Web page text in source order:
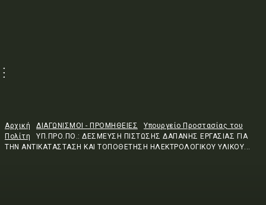
Αρχική ΔΙΑΓΩΝΙΣΜΟΙ - ΠΡΟΜΗΘΕΙΕΣ
Υπουργείο Προστασίας του
Πολίτη
ΥΠ.ΠΡΟ.ΠΟ.: ΔΕΣΜΕΥΣΗ ΠΙΣΤΩΣΗΣ ΔΑΠΑΝΗΣ ΕΡΓΑΣΙΑΣ ΓΙΑ
ΤΗΝ ΑΝΤΙΚΑΤΑΣΤΑΣΗ ΚΑΙ ΤΟΠΟΘΕΤΗΣΗ ΗΛΕΚΤΡΟΛΟΓΙΚΟΥ ΥΛΙΚΟΥ...